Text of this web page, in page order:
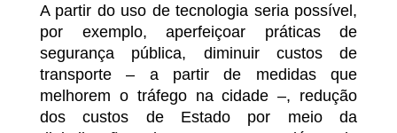
A partir do uso de tecnologia seria possível,
por exemplo, aperfeiçoar práticas de
segurança pública, diminuir custos de
transporte – a partir de medidas que
melhorem o tráfego na cidade –, redução
dos custos de Estado por meio da